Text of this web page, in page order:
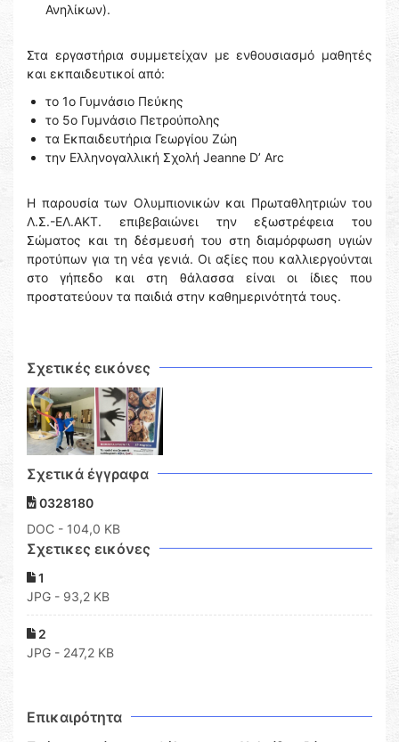
Ανηλίκων).
Στα εργαστήρια συμμετείχαν με ενθουσιασμό μαθητές
και εκπαιδευτικοί από:
το 1ο Γυμνάσιο Πεύκης
το 5ο Γυμνάσιο Πετρούπολης
τα Εκπαιδευτήρια Γεωργίου Ζώη
την Ελληνογαλλική Σχολή Jeanne D’ Arc
Η παρουσία των Ολυμπιονικών και Πρωταθλητριών του
Λ.Σ.-ΕΛ.ΑΚΤ. επιβεβαιώνει την εξωστρέφεια του
Σώματος και τη δέσμευσή του στη διαμόρφωση υγιών
προτύπων για τη νέα γενιά. Οι αξίες που καλλιεργούνται
στο γήπεδο και στη θάλασσα είναι οι ίδιες που
προστατεύουν τα παιδιά στην καθημερινότητά τους.
Σχετικές εικόνες
Σχετικά έγγραφα
0328180
DOC - 104,0 KB
Σχετικες εικόνες
1
JPG - 93,2 KB
2
JPG - 247,2 KB
Επικαιρότητα